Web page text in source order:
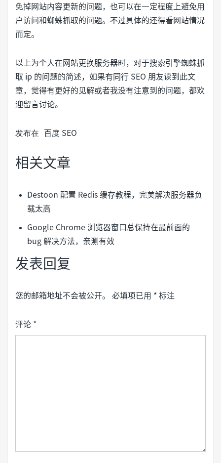
免掉网站内容更新的问题，也可以在一定程度上避免用
户访问和蜘蛛抓取的问题。不过具体的还得看网站情况
而定。
以上为个人在网站更换服务器时，对于搜索引擎蜘蛛抓
取 ip 的问题的简述，如果有同行 SEO 朋友读到此文
章，觉得有更好的见解或者我没有注意到的问题，都欢
迎留言讨论。
发布在 百度 SEO
相关文章
Destoon 配置 Redis 缓存教程，完美解决服务器负
载太高
Google Chrome 浏览器窗口总保持在最前面的
bug 解决方法，亲测有效
发表回复
您的邮箱地址不会被公开。 必填项已用 * 标注
评论 *